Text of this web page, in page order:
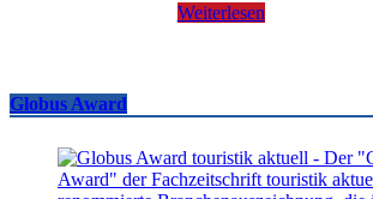
Weiterlesen
Globus Award